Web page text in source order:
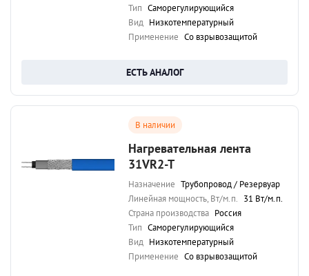
Тип Саморегулирующийся
Вид Низкотемпературный
Применение Со взрывозащитой
ЕСТЬ АНАЛОГ
В наличии
Нагревательная лента
31VR2-T
Назначение Трубопровод / Резервуар
Линейная мощность, Вт/м.п. 31 Вт/м.п.
Страна производства Россия
Тип Саморегулирующийся
Вид Низкотемпературный
Применение Со взрывозащитой